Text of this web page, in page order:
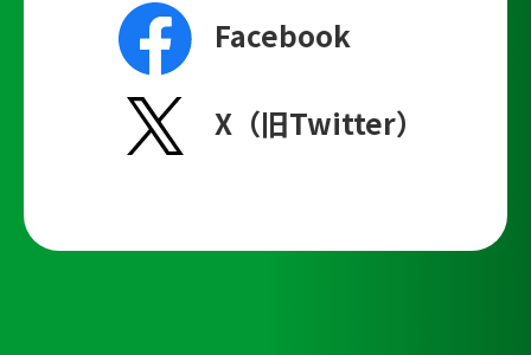
Facebook
X（旧Twitter）